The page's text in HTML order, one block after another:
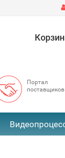
Портал
поставщиков